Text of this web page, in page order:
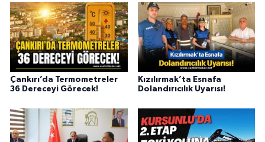
Çankırı’da Termometreler
36 Dereceyi Görecek!
Kızılırmak’ta Esnafa
Dolandırıcılık Uyarısı!